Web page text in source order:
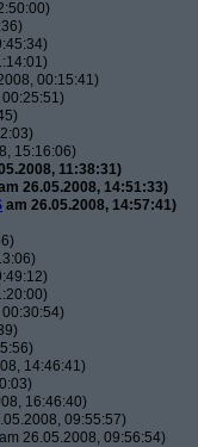
00:15:41)
15:16:06)
11:38:31)
26.05.2008, 14:51:33)
am 26.05.2008, 14:57:41)
14:46:41)
16:46:40)
09:55:57)
am 26.05.2008, 09:56:54)